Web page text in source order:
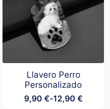
Llavero Perro
Personalizado
9,90 €-12,90 €
Rango